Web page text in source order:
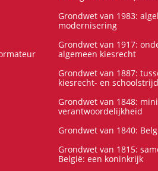
Grondwet van 1983:
modernisering
Grondwet van 1917:
algemeen kiesrecht
Grondwet van 1887:
kiesrecht- en schoolstrijd
Grondwet van 1848:
verantwoordelijkheid
Grondwet van 1840:
Grondwet van 1815:
België: een koninkrijk